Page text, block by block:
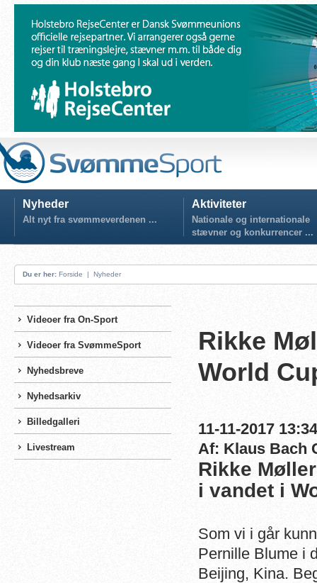
Nyheder
Alt nyt fra svømmeverdenen ...
Aktiviteter
Nationale og internationale
stævner og konkurrencer ...
Du er her: Forside | Nyheder
Videoer fra On-Sport
Videoer fra SvømmeSport
Nyhedsbreve
Nyhedsarkiv
Billedgalleri
Livestream
Rikke
World
11-11-2017
Af: Klaus Bach
Rikke
i vandet i
Som vi i går
Pernille Blume i
Beijing, Kina.